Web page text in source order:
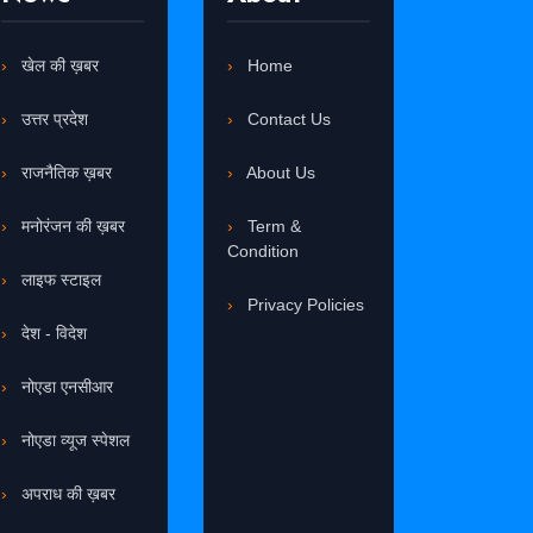
खेल की ख़बर
उत्तर प्रदेश
राजनैतिक ख़बर
मनोरंजन की ख़बर
लाइफ स्टाइल
देश - विदेश
नोएडा एनसीआर
नोएडा व्यूज स्पेशल
अपराध की ख़बर
Home
Contact Us
About Us
Term &
Condition
Privacy Policies